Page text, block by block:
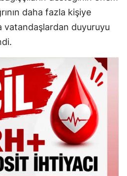
daha fazla kişiye
vatandaşlardan duyuruyu